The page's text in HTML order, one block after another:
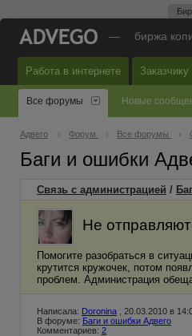
— биржа
Работа в интернете Заказчику
Все форумы Новые
Адвего Форум Все форумы
Баги и ошибки
Связь с администрацией /
Не
Помогите разобраться в
крутится кружочек, потом
проблем. Администрация
Написала: Doronina , 20.03.2010 в
В форуме: Баги и ошибки Адвего
Комментариев: 2